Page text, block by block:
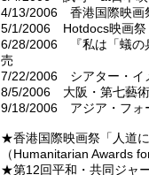
4/13/2006 香港国
5/1/2006 Hotdocs映画祭
6/28/2006 『私は「蟻の
売
7/22/2006 シアター・イ
8/5/2006 大阪・第七藝術
9/18/2006 アジア・フォ
★香港国際映画祭「人
（Humanitarian Awards
★第12回平和・共同ジャ